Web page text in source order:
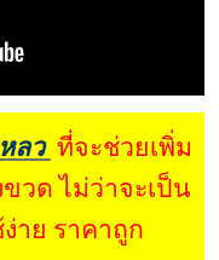
ลว ที่จะช่วยเพิ่ม
วด ไม่ว่าจะเป็น
าย ราคาถูก